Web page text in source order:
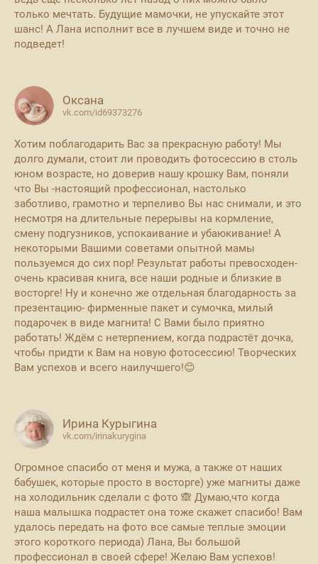
только мечтать. Будущие мамочки, не упускайте этот
шанс! А Лана исполнит все в лучшем виде и точно не
подведет!
Оксана
vk.com/id69373276
Хотим поблагодарить Вас за прекрасную работу! Мы
долго думали, стоит ли проводить фотосессию в столь
юном возрасте, но доверив нашу крошку Вам, поняли
что Вы -настоящий профессионал, настолько
заботливо, грамотно и терпеливо Вы нас снимали, и это
несмотря на длительные перерывы на кормление,
смену подгузников, успокаивание и убаюкивание! А
некоторыми Вашими советами опытной мамы
пользуемся до сих пор! Результат работы превосходен-
очень красивая книга, все наши родные и близкие в
восторге! Ну и конечно же отдельная благодарность за
презентацию- фирменные пакет и сумочка, милый
подарочек в виде магнита! С Вами было приятно
работать! Ждём с нетерпением, когда подрастёт дочка,
чтобы придти к Вам на новую фотосессию! Творческих
Вам успехов и всего наилучшего!😊
Ирина Курыгина
vk.com/irinakurygina
Огромное спасибо от меня и мужа, а также от наших
бабушек, которые просто в восторге) уже магниты даже
на холодильник сделали с фото 🙈 Думаю,что когда
наша малышка подрастет она тоже скажет спасибо! Вам
удалось передать на фото все самые теплые эмоции
этого короткого периода) Лана, Вы большой
профессионал в своей сфере! Желаю Вам успехов!